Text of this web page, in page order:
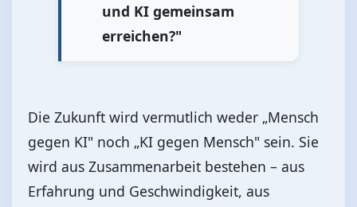
und KI gemeinsam
erreichen?"
Die Zukunft wird vermutlich weder „Mensch
gegen KI" noch „KI gegen Mensch" sein. Sie
wird aus Zusammenarbeit bestehen – aus
Erfahrung und Geschwindigkeit, aus